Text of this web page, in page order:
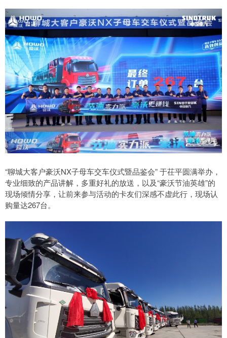
“聊城大客户豪沃NX子母车交车仪式暨品鉴会” 于茌平圆满举办，
专业细致的产品讲解，多重好礼的放送，以及“豪沃节油英雄”的
现场倾情分享，让前来参与活动的卡友们深感不虚此行，现场认
购量达267台。